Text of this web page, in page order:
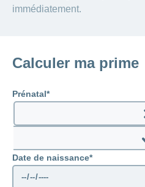
immédiatement.
Calculer ma prime
Prénatal
Date de naissance